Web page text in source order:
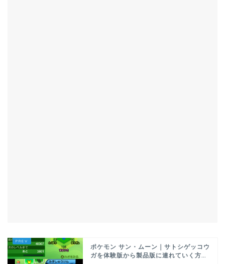
ポケモン サン・ムーン｜サトシゲッコウ
ガを体験版から製品版に連れていく方...